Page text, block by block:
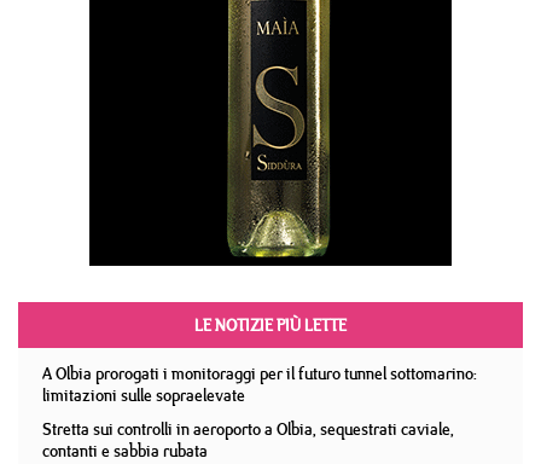
LE NOTIZIE PIÙ LETTE
A Olbia prorogati i monitoraggi per il futuro tunnel sottomarino:
limitazioni sulle sopraelevate
Stretta sui controlli in aeroporto a Olbia, sequestrati caviale,
contanti e sabbia rubata